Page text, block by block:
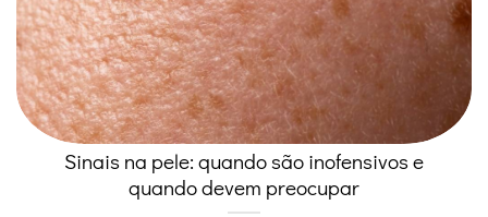
Sinais na pele: quando são inofensivos e
quando devem preocupar